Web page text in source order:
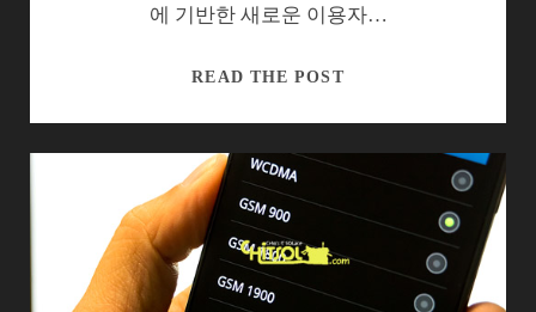
에 기반한 새로운 이용자…
READ THE POST갤
노
10.1
의